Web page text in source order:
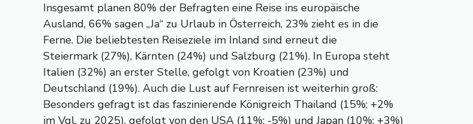
Insgesamt planen 80% der Befragten eine Reise ins europäische
Ausland, 66% sagen „Ja“ zu Urlaub in Österreich, 23% zieht es in die
Ferne. Die beliebtesten Reiseziele im Inland sind erneut die
Steiermark (27%), Kärnten (24%) und Salzburg (21%). In Europa steht
Italien (32%) an erster Stelle, gefolgt von Kroatien (23%) und
Deutschland (19%). Auch die Lust auf Fernreisen ist weiterhin groß:
Besonders gefragt ist das faszinierende Königreich Thailand (15%; +2%
im Vgl. zu 2025), gefolgt von den USA (11%; -5%) und Japan (10%; +3%)